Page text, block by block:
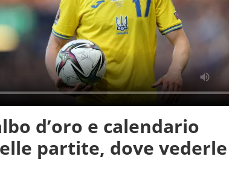
d’oro e calendario
partite, dove